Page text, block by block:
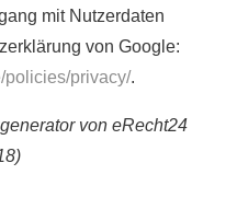
mit Nutzerdaten
von Google:
policies/privacy/.
von eRecht24